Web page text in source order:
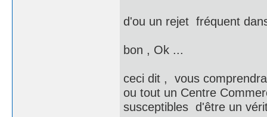
d'ou un rejet fréquent
bon , Ok ...
ceci dit , vous
ou tout un Centre
susceptibles d'être un